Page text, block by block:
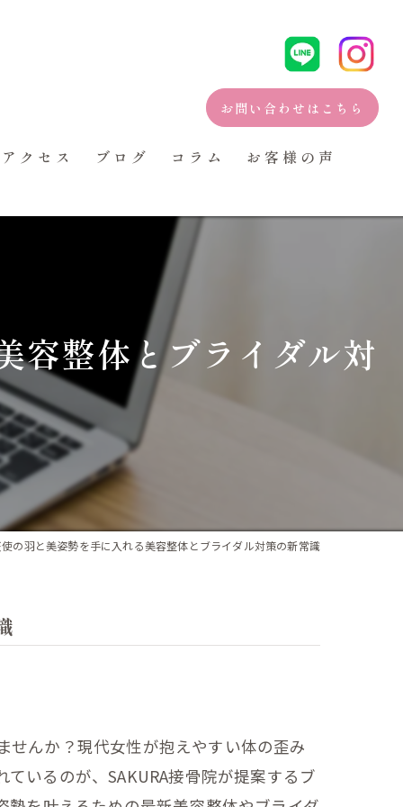
お問い合わせはこちら
・妊活
アクセス ブログ コラム お客様の声
容整体とブライダル対
の羽と美姿勢を手に入れる美容整体とブライダル対策の新常識
んか？現代女性が抱えやすい体の歪み
いるのが、SAKURA接骨院が提案するブ